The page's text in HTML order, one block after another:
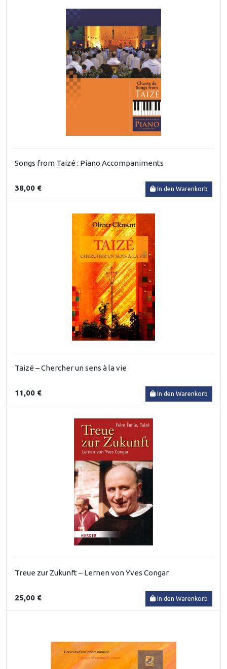
Songs from Taizé : Piano Accompaniments
38,00 € In den Warenkorb
Taizé – Chercher un sens à la vie
11,00 € In den Warenkorb
Treue zur Zukunft – Lernen von Yves Congar
25,00 € In den Warenkorb